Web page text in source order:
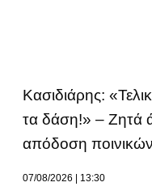
Κασιδιάρης:
τα δάση!» – Ζητά
απόδοση ποινικών
07/08/2026 13:30